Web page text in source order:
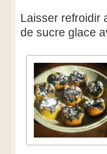
Laisser refroidir
de sucre glace